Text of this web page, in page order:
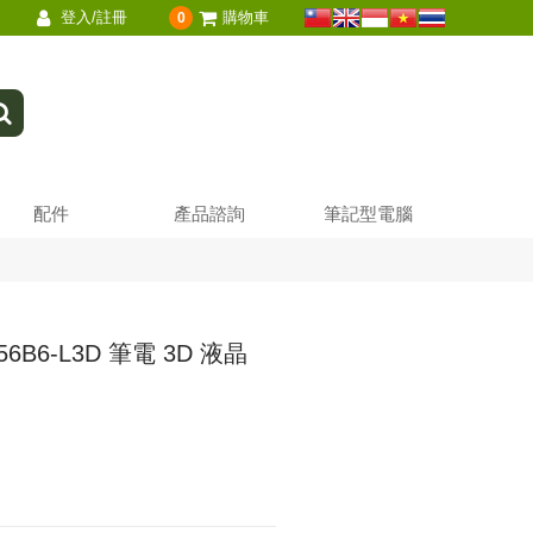
登入/註冊 0 購物車
配件 產品諮詢 筆記型電腦
L3D 筆電 3D 液晶